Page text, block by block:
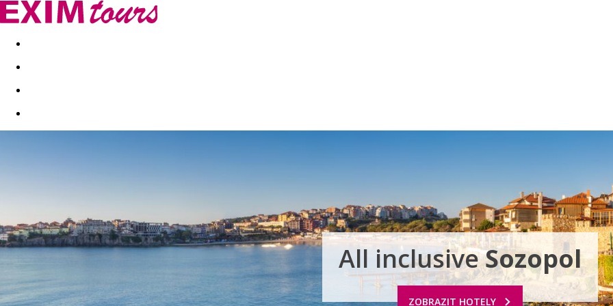
Akční nabídky Last minute
All inclusiveSozopol
ZOBRAZIT HOTELY